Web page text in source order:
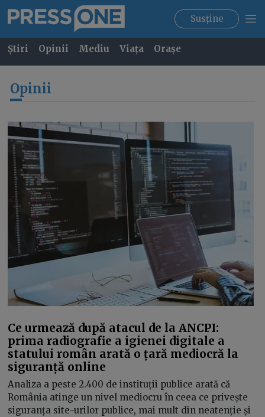
Susține
Știri Opinii Mediu Viața Orașe
Opinii
Ce urmează după atacul de la ANCPI:
prima radiografie a igienei digitale a
statului român arată o țară mediocră la
siguranță online
Analiza a peste 2.400 de instituții publice arată că
România atinge un nivel mediocru în ceea ce privește
siguranța site-urilor publice, mai mult din neatenție și